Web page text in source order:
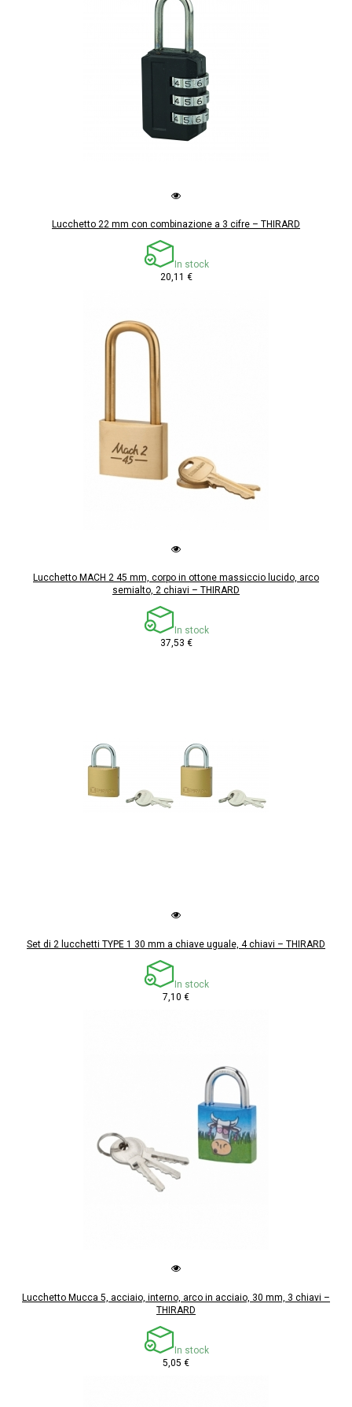
Lucchetto 22 mm con combinazione a 3 cifre – THIRARD
In stock
20,11 €
Lucchetto MACH 2 45 mm, corpo in ottone massiccio lucido, arco
semialto, 2 chiavi – THIRARD
In stock
37,53 €
Set di 2 lucchetti TYPE 1 30 mm a chiave uguale, 4 chiavi – THIRARD
In stock
7,10 €
Lucchetto Mucca 5, acciaio, interno, arco in acciaio, 30 mm, 3 chiavi –
THIRARD
In stock
5,05 €